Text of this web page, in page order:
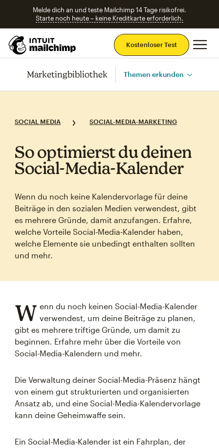
Melde dich an und teste Mailchimp 14 Tage risikofrei.
Starte noch heute – keine Kreditkarte erforderlich.
Kostenloser Test
Marketingbibliothek Themen erkunden
SOCIAL MEDIA SOCIAL-MEDIA-MARKETING
So optimierst du deinen
Social‑Media‑Kalender
Wenn du noch keine Kalendervorlage für deine
Beiträge in den sozialen Medien verwendest, gibt
es mehrere Gründe, damit anzufangen. Erfahre,
welche Vorteile Social‑Media‑Kalender haben,
welche Elemente sie unbedingt enthalten sollten
und mehr.
W enn du noch keinen Social-Media-Kalender
verwendest, um deine Beiträge zu planen,
gibt es mehrere triftige Gründe, um damit zu
beginnen. Erfahre mehr über die Vorteile von
Social-Media-Kalendern und mehr.
Die Verwaltung deiner Social-Media-Präsenz hängt
von einem gut strukturierten und organisierten
Ansatz ab, und eine Social-Media-Kalendervorlage
kann deine Geheimwaffe sein.
Ein Social-Media-Kalender ist ein Fahrplan, der